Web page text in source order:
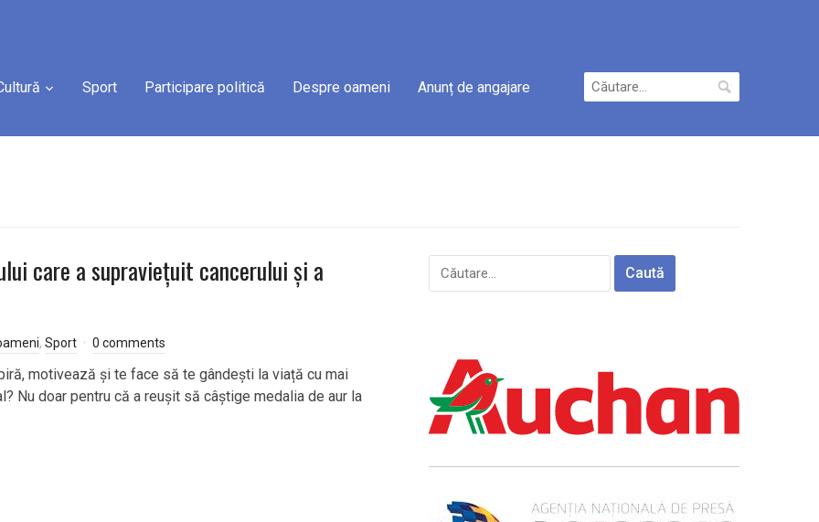
Sport Participare politică Despre oameni Anunț de angajare
Caută
după:
care a supraviețuit cancerului și a
, Sport 0 comments
motivează și te face să te gândești la viață cu mai
Nu doar pentru că a reușit să câștige medalia de aur la
Caută
după: